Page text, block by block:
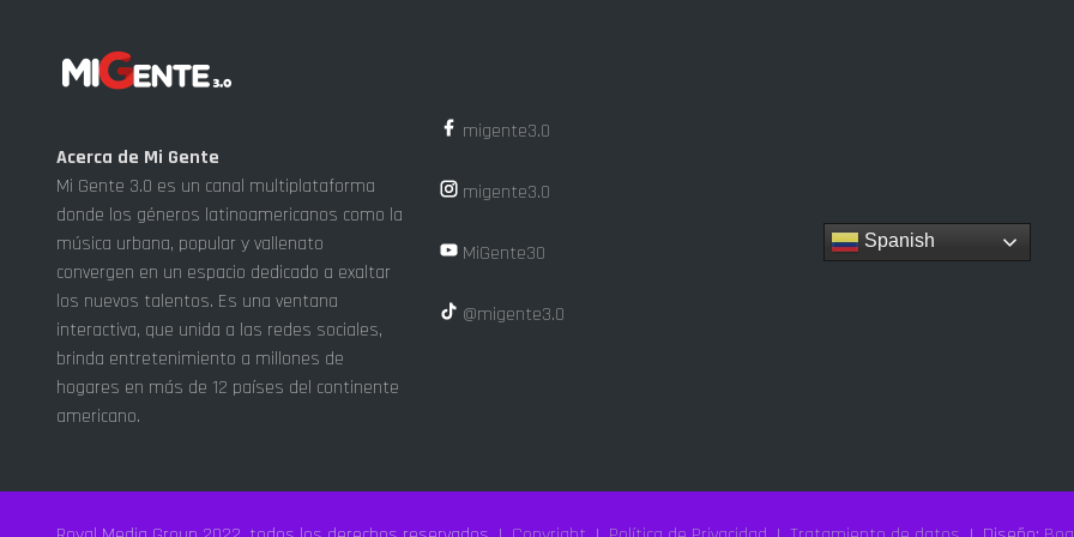
Acerca de Mi Gente
Mi Gente 3.0 es un canal multiplataforma
donde los géneros latinoamericanos como la
música urbana, popular y vallenato
convergen en un espacio dedicado a exaltar
los nuevos talentos. Es una ventana
interactiva, que unida a las redes sociales,
brinda entretenimiento a millones de
hogares en más de 12 países del continente
americano.
migente3.0
migente3.0
MiGente30
@migente3.0
Spanish